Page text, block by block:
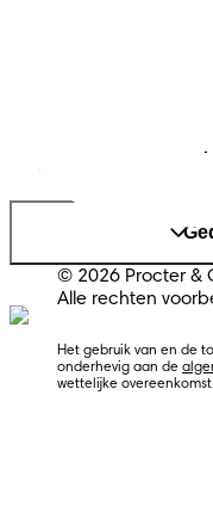
© 2026 Procter &
Alle rechten
Het gebruik van en de
onderhevig aan de